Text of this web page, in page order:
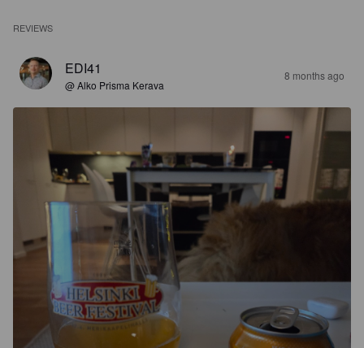
REVIEWS
EDI41
@ Alko Prisma Kerava
8 months ago